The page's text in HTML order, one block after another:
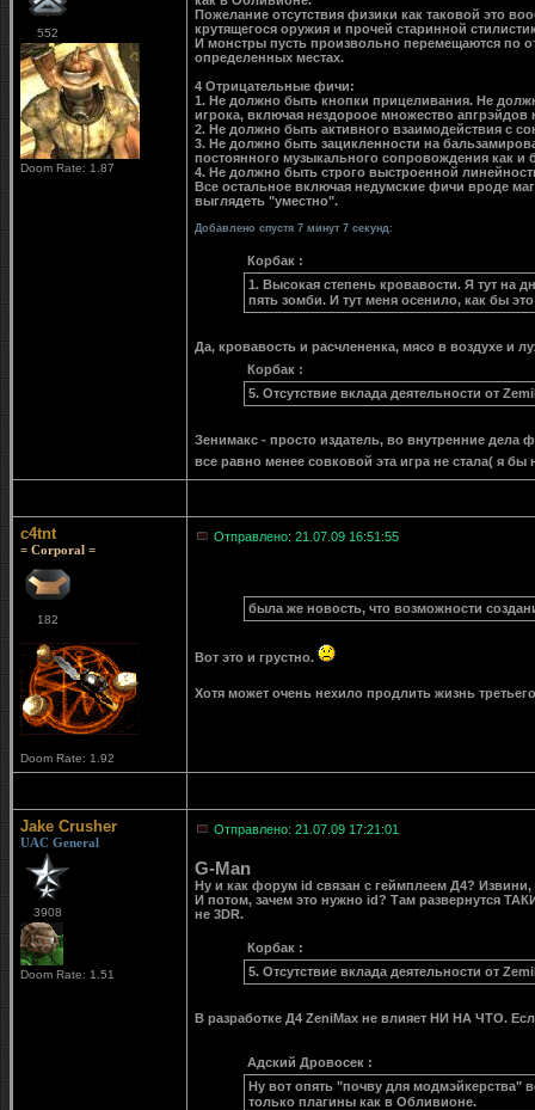
552
Doom Rate: 1.87
Пожелание отсутствия физики как таковой это
крутящегося оружия и прочей старинной
И монстры пусть произвольно перемещаются по
определенных местах.
4 Отрицательные фичи:
1. Не должно быть кнопки прицеливания. Не
игрока, включая нездороое множество
2. Не должно быть активного взаимодействия с
3. Не должно быть зацикленности на
постоянного музыкального сопровождения как
4. Не должно быть строго выстроенной
Все остальное включая недумские фичи вроде
выглядеть "уместно".
Добавлено спустя 7 минут 7 секунд:
Корбак :
1. Высокая степень кровавости. Я тут на
пять зомби. И тут меня осенило, как бы
Да, кровавость и расчлененка, мясо в воздухе и
Корбак :
5. Отсутствие вклада деятельности от
Зенимакс - просто издатель, во внутренние дела
все равно менее совковой эта игра не стала( я бы
c4tnt
= Corporal =
182
Doom Rate: 1.92
Отправлено: 21.07.09 16:51:55
была же новость, что возможности
Вот это и грустно.
Хотя может очень нехило продлить жизнь
Jake Crusher
UAC General
3908
Doom Rate: 1.51
Отправлено: 21.07.09 17:21:01
G-Man
Ну и как форум id связан с геймплеем Д4?
И потом, зачем это нужно id? Там развернутся
не 3DR.
Корбак :
5. Отсутствие вклада деятельности от
В разработке Д4 ZeniMax не влияет НИ НА ЧТО.
Адский Дровосек :
Ну вот опять "почву для модмэйкерства"
только плагины как в Обливионе.